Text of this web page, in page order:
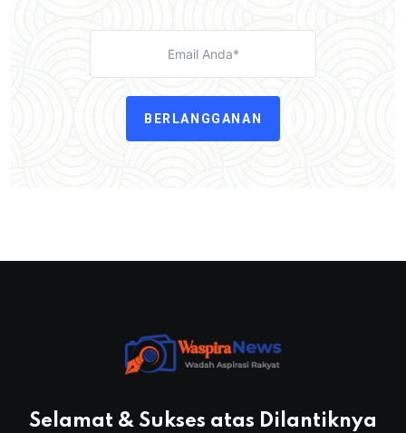
BERLANGGANAN
Selamat & Sukses atas Dilantiknya